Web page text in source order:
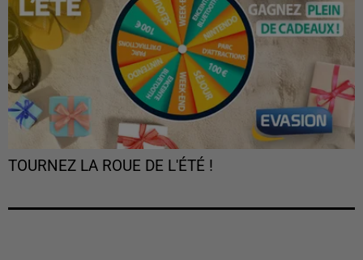
TOURNEZ LA ROUE DE L'ÉTÉ !